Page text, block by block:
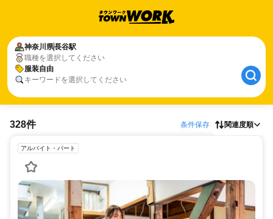
神奈川県長谷駅
職種を選択してください
服装自由
キーワードを選択してください
328件 条件保存 関連度順
アルバイト・パート